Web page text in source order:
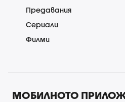
Предавания
Сериали
Филми
МОБИЛНОТО